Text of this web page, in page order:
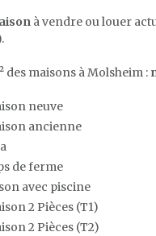
à vendre ou louer
des maisons à Molsheim :
neuve
ancienne
de ferme
avec piscine
2 Pièces (T1)
2 Pièces (T2)